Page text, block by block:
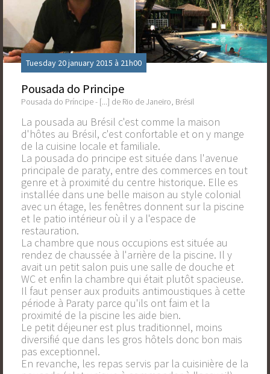
Tuesday 20 january 2015 à 21h00
Pousada do Principe
Pousada do Príncipe - [...] de Rio de Janeiro, Brésil
La pousada au Brésil c'est comme la maison
d'hôtes au Brésil, c'est confortable et on y mange
de la cuisine locale et familiale.
La pousada do principe est située dans l'avenue
principale de paraty, entre des commerces en tout
genre et à proximité du centre historique. Elle es
installée dans une belle maison au style colonial
avec un étage, les fenêtres donnent sur la piscine
et le patio intérieur où il y a l'espace de
restauration.
La chambre que nous occupions est située au
rendez de chaussée à l'arrière de la piscine. Il y
avait un petit salon puis une salle de douche et
WC et enfin la chambre qui était plutôt spacieuse.
Il faut penser aux produits antimoustiques à cette
période à Paraty parce qu'ils ont faim et la
proximité de la piscine les aide bien.
Le petit déjeuner est plus traditionnel, moins
diversifié que dans les gros hôtels donc bon mais
pas exceptionnel.
En revanche, les repas servis par la cuisinière de la